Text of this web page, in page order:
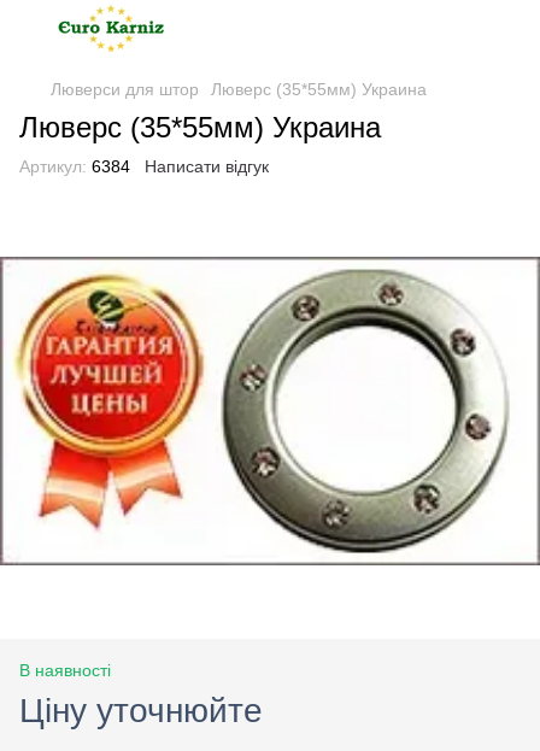
Люверси для штор Люверс (35*55мм) Украина
Люверс (35*55мм) Украина
Артикул: 6384 Написати відгук
В наявності
Ціну уточнюйте